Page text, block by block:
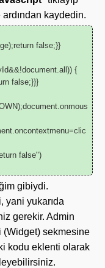
ardından kaydedin.
false;}}
{
false;}}}
false")
gibiydi.
yani yukarıda
gerekir. Admin
(Widget) sekmesine
kodu eklenti olarak